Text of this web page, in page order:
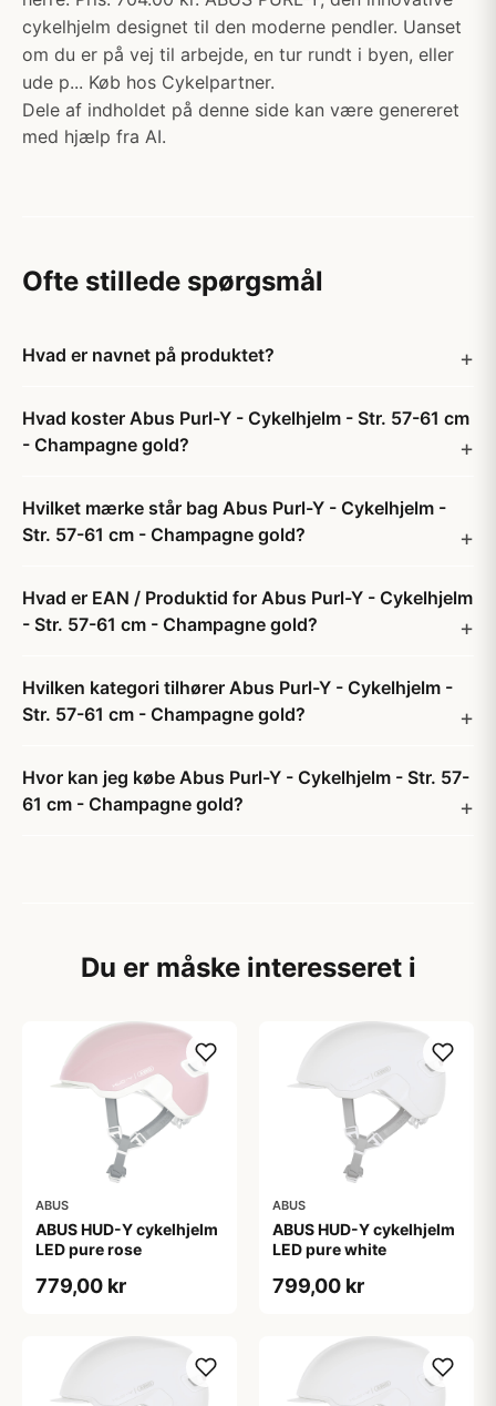
cykelhjelm designet til den moderne pendler. Uanset
om du er på vej til arbejde, en tur rundt i byen, eller
ude p... Køb hos Cykelpartner.
Dele af indholdet på denne side kan være genereret
med hjælp fra AI.
Ofte stillede spørgsmål
Hvad er navnet på produktet?
Hvad koster Abus Purl-Y - Cykelhjelm - Str. 57-61 cm
- Champagne gold?
Hvilket mærke står bag Abus Purl-Y - Cykelhjelm -
Str. 57-61 cm - Champagne gold?
Hvad er EAN / Produktid for Abus Purl-Y - Cykelhjelm
- Str. 57-61 cm - Champagne gold?
Hvilken kategori tilhører Abus Purl-Y - Cykelhjelm -
Str. 57-61 cm - Champagne gold?
Hvor kan jeg købe Abus Purl-Y - Cykelhjelm - Str. 57-
61 cm - Champagne gold?
Du er måske interesseret i
ABUS
ABUS HUD-Y cykelhjelm
LED pure rose
779,00 kr
ABUS
ABUS HUD-Y cykelhjelm
LED pure white
799,00 kr